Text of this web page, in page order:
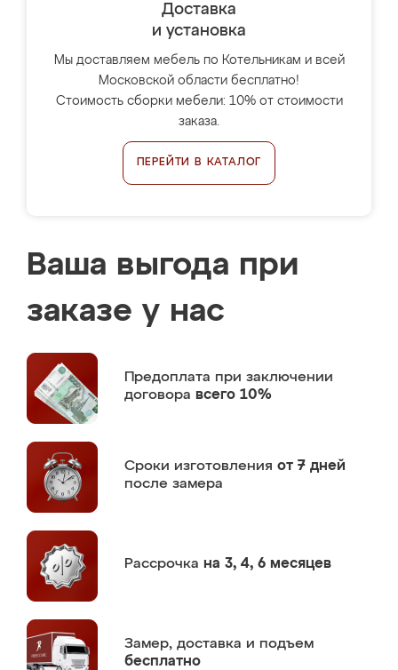
Доставка
и установка
Мы доставляем мебель по Котельникам и всей
Московской области бесплатно!
Стоимость сборки мебели: 10% от стоимости
заказа.
ПЕРЕЙТИ В КАТАЛОГ
Ваша выгода при
заказе у нас
Предоплата при заключении
договора всего 10%
Сроки изготовления от 7 дней
после замера
Рассрочка на 3, 4, 6 месяцев
Замер, доставка и подъем
бесплатно